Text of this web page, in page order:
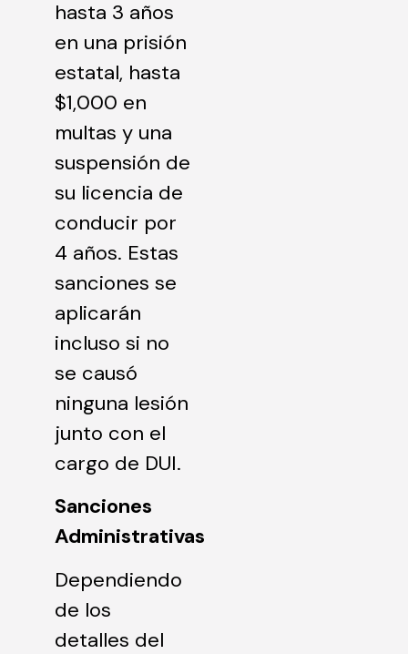
hasta 3 años
en una prisión
estatal, hasta
$1,000 en
multas y una
suspensión de
su licencia de
conducir por
4 años. Estas
sanciones se
aplicarán
incluso si no
se causó
ninguna lesión
junto con el
cargo de DUI.
Sanciones
Administrativas
Dependiendo
de los
detalles del